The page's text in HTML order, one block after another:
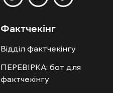
Фактчекінг
Відділ фактчекінгу
ПЕРЕВІРКА: бот для
фактчекінгу